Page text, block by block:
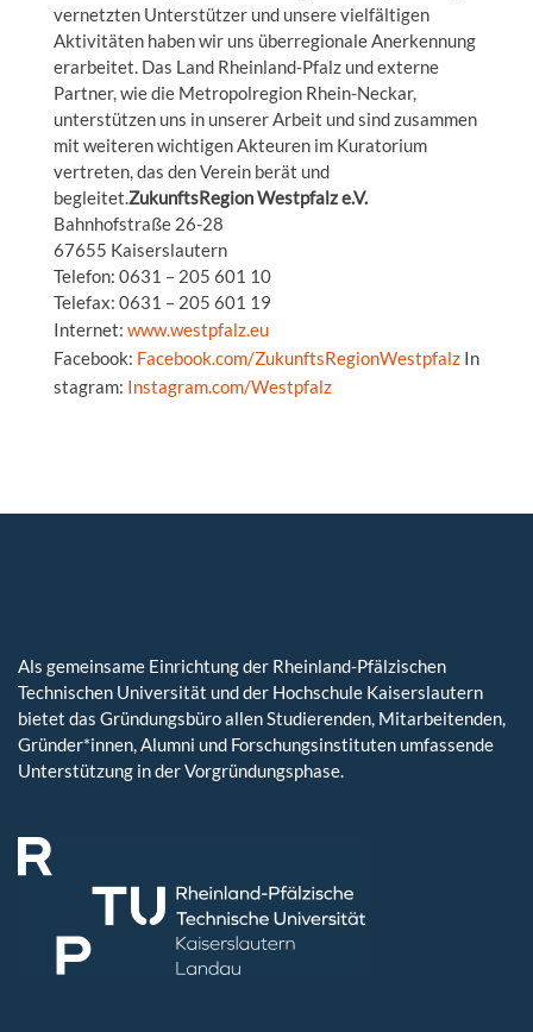
vernetzten Unterstützer und unsere vielfältigen
Aktivitäten haben wir uns überregionale Anerkennung
erarbeitet. Das Land Rheinland-Pfalz und externe
Partner, wie die Metropolregion Rhein-Neckar,
unterstützen uns in unserer Arbeit und sind zusammen
mit weiteren wichtigen Akteuren im Kuratorium
vertreten, das den Verein berät und
begleitet.ZukunftsRegion Westpfalz e.V.
Bahnhofstraße 26-28
67655 Kaiserslautern
Telefon: 0631 – 205 601 10
Telefax: 0631 – 205 601 19
Internet: www.westpfalz.eu
Facebook: Facebook.com/ZukunftsRegionWestpfalzIn
stagram: Instagram.com/Westpfalz
Als gemeinsame Einrichtung der Rheinland-Pfälzischen
Technischen Universität und der Hochschule Kaiserslautern
bietet das Gründungsbüro allen Studierenden, Mitarbeitenden,
Gründer*innen, Alumni und Forschungsinstituten umfassende
Unterstützung in der Vorgründungsphase.